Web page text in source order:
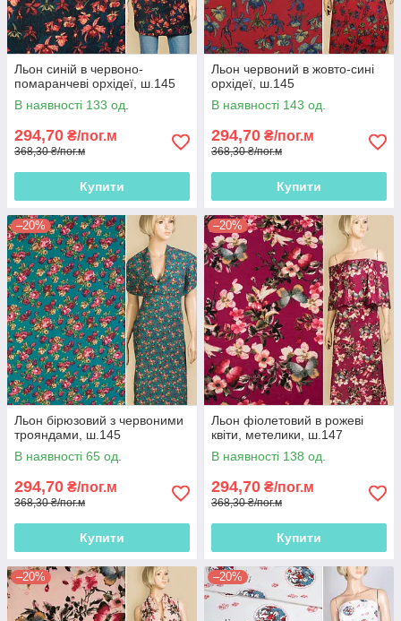
Льон синій в червоно-
помаранчеві орхідеї, ш.145
В наявності 133 од.
294,70 ₴/пог.м
368,30 ₴/пог.м
Купити
Льон червоний в жовто-сині
орхідеї, ш.145
В наявності 143 од.
294,70 ₴/пог.м
368,30 ₴/пог.м
Купити
–20%
Льон бірюзовий з червоними
трояндами, ш.145
В наявності 65 од.
294,70 ₴/пог.м
368,30 ₴/пог.м
Купити
–20%
Льон фіолетовий в рожеві
квіти, метелики, ш.147
В наявності 138 од.
294,70 ₴/пог.м
368,30 ₴/пог.м
Купити
–20% –20%